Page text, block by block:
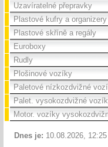
Uzavíratelné přepravky
Plastové kufry a organizery
Plastové skříně a regály
Euroboxy
Rudly
Plošinové vozíky
Paletové nízkozdvižné
Palet. vysokozdvižné
Motor. vozíky
Dnes je: 10.08.2026, 12:25